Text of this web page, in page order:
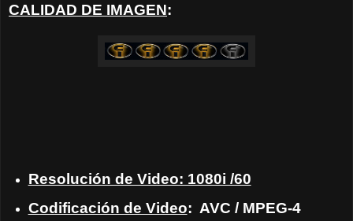
CALIDAD DE IMAGEN:
Resolución de Video: 1080i /60
Codificación de Video: AVC / MPEG-4